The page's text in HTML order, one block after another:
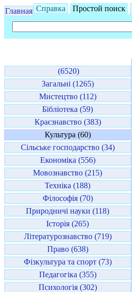
Главная Справка Простой поиск
(6520)
Загальні (1265)
Мистецтво (112)
Бібліотека (59)
Краєзнавство (383)
Культура (60)
Сільське господарство (34)
Економіка (556)
Мовознавство (215)
Техніка (188)
Філософія (70)
Природничі науки (118)
Історія (265)
Літературознавство (719)
Право (638)
Фізкультура та спорт (73)
Педагогіка (355)
Психологія (302)